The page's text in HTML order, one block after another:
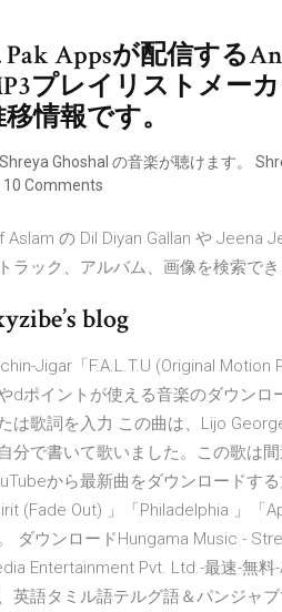
Pak Appsが配信する
プレイリストメー
情報です。
Shreya Ghoshal の音楽が聴けます。
10 Comments
Aslam の Dil Diyan Gallan や Jeena
ラック、アルバム、画像を検索でき
blog
Jigar「F.A.L.T.U (Original
dポイントが使える音楽のダウンロ
は歌詞を入力 この曲は、Lijo
分で書いて歌いました。この歌は
から最新曲をダウンロードす
(Fade Out) 」「Philadelphia 」「
ダウンロードHungama Music -
Entertainment Pvt. Ltd.-最速-無
英語タミル語テルグ語＆パンジャ